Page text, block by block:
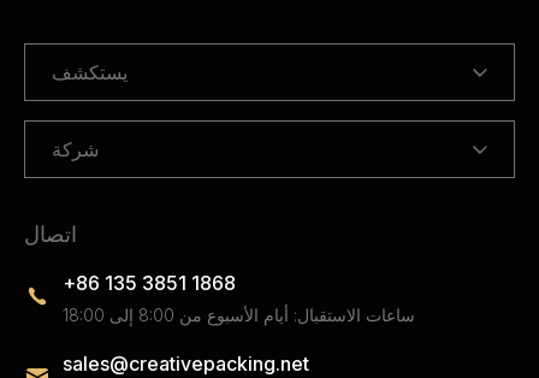
يستكشف
شركة
اتصال
+86 135 3851 1868
ساعات الاستقبال: أيام الأسبوع من 8:00 إلى 18:00
sales@creativepacking.net